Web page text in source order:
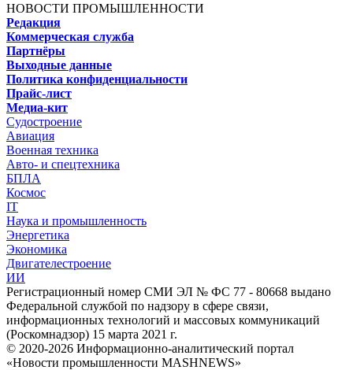
НОВОСТИ ПРОМЫШЛЕННОСТИ
Редакция
Коммерческая служба
Партнёры
Выходные данные
Политика конфиденциальности
Прайс-лист
Медиа-кит
Судостроение
Авиация
Военная техника
Авто- и спецтехника
БПЛА
Космос
IT
Наука и промышленность
Энергетика
Экономика
Двигателестроение
ИИ
Регистрационный номер СМИ ЭЛ № ФС 77 - 80668 выдано
Федеральной службой по надзору в сфере связи,
информационных технологий и массовых коммуникаций
(Роскомнадзор) 15 марта 2021 г.
© 2020-2026 Информационно-аналитический портал
«Новости промышленности MASHNEWS»